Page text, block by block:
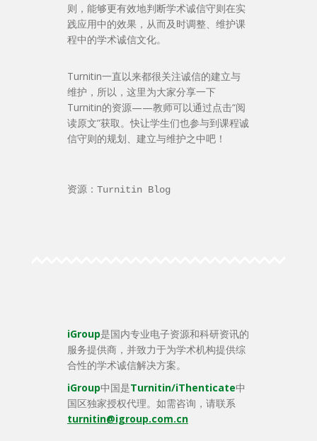
则，能够更有效地判断学术诚信守则在实
践应用中的效果，从而及时调整、维护课
程中的学术诚信文化。
Turnitin一直以来都很关注诚信的建立与
维护，所以，这里为大家分享一下
Turnitin的资源——教师可以通过点击“阅
读原文”获取。快让学生们也参与到课程诚
信守则的规划、建立与维护之中吧！
资源：Turnitin Blog
iGroup是国内专业电子资源和科研资讯的
服务提供商，并致力于为学术机构提供综
合性的学术诚信解决方案。
iGroup中国是Turnitin/iThenticate中
国区独家授权代理。如需咨询，请联系
turnitin@igroup.com.cn